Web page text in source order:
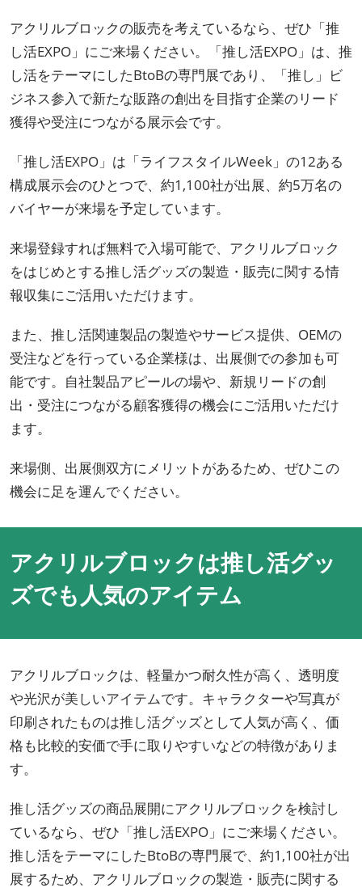
アクリルブロックの販売を考えているなら、ぜひ「推
し活EXPO」にご来場ください。「推し活EXPO」は、推
し活をテーマにしたBtoBの専門展であり、「推し」ビ
ジネス参入で新たな販路の創出を目指す企業のリード
獲得や受注につながる展示会です。
「推し活EXPO」は「ライフスタイルWeek」の12ある
構成展示会のひとつで、約1,100社が出展、約5万名の
バイヤーが来場を予定しています。
来場登録すれば無料で入場可能で、アクリルブロック
をはじめとする推し活グッズの製造・販売に関する情
報収集にご活用いただけます。
また、推し活関連製品の製造やサービス提供、OEMの
受注などを行っている企業様は、出展側での参加も可
能です。自社製品アピールの場や、新規リードの創
出・受注につながる顧客獲得の機会にご活用いただけ
ます。
来場側、出展側双方にメリットがあるため、ぜひこの
機会に足を運んでください。
アクリルブロックは推し活グッ
ズでも人気のアイテム
アクリルブロックは、軽量かつ耐久性が高く、透明度
や光沢が美しいアイテムです。キャラクターや写真が
印刷されたものは推し活グッズとして人気が高く、価
格も比較的安価で手に取りやすいなどの特徴がありま
す。
推し活グッズの商品展開にアクリルブロックを検討し
ているなら、ぜひ「推し活EXPO」にご来場ください。
推し活をテーマにしたBtoBの専門展で、約1,100社が出
展するため、アクリルブロックの製造・販売に関する